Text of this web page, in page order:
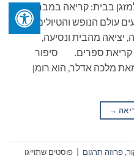
בבית: קריאה במבחר
עולם הנופש והטיולים, יש
יציאה מהבית ונסיעה,
קריאת ספרים. סיפור
מלכה אדלר, הוא רומן
→
,פרוזה תרגום
פוסטים שתוייגו